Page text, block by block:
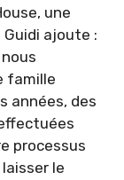
une
ajoute :
famille
années, des
processus
le